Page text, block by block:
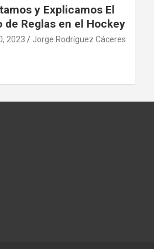
y Explicamos El
de Reglas en el Hockey
2023 Jorge Rodríguez Cáceres